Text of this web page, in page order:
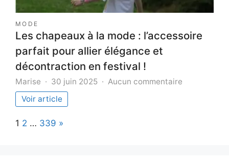
MODE
Les chapeaux à la mode : l’accessoire
parfait pour allier élégance et
décontraction en festival !
Marise 30 juin 2025 Aucun commentaire
Voir article
Page:
1 2 … 339 Next
»